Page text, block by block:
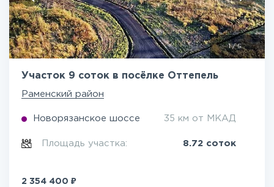
1/5
Участок 9 соток в посёлке Оттепель
Раменский район
Новорязанское шоссе 35 км от МКАД
Площадь участка: 8.72 соток
2 354 400 ₽